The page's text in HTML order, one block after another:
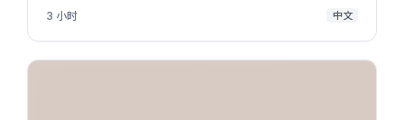
類型的音樂生成技術。學生亦能夠在本課程中學習基本
3 小时 中文